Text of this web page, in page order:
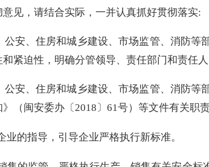
见，请结合实际，一并认真抓好贯彻落实:
安、住房和城乡建设、市场监管、消防等
紧迫性，明确分管领导、责任部门和责任
安、住房和城乡建设、市场监管、消防等
（闽安委办〔2018 〕 61号）等文件有关职
的指导，引导企业严格执行新标准。